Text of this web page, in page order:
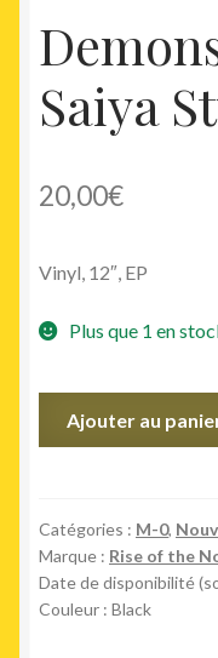
Saiya
20,00€
Vinyl, 12″, EP
Plus que 1 en
Saiya
Style
(EP)
Ajouter au
Catégories : M-0,
Marque : Rise of the
Date de disponibilité
Couleur : Black